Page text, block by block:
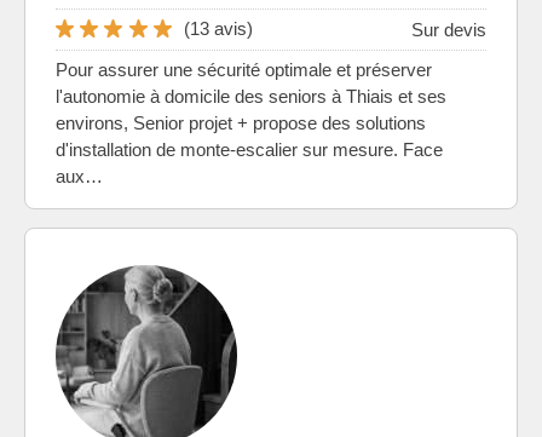
(13 avis)
Sur devis
Pour assurer une sécurité optimale et préserver
l'autonomie à domicile des seniors à Thiais et ses
environs, Senior projet + propose des solutions
d'installation de monte-escalier sur mesure. Face
aux…